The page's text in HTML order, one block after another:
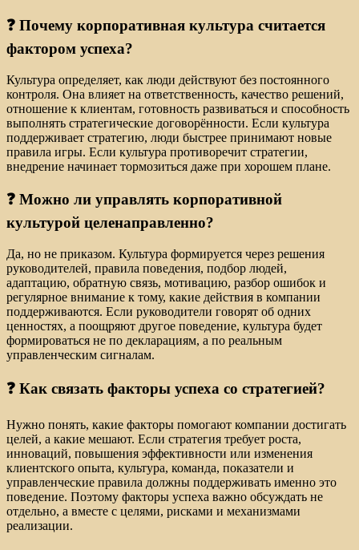
❓ Почему корпоративная культура считается
фактором успеха?
Культура определяет, как люди действуют без постоянного
контроля. Она влияет на ответственность, качество решений,
отношение к клиентам, готовность развиваться и способность
выполнять стратегические договорённости. Если культура
поддерживает стратегию, люди быстрее принимают новые
правила игры. Если культура противоречит стратегии,
внедрение начинает тормозиться даже при хорошем плане.
❓ Можно ли управлять корпоративной
культурой целенаправленно?
Да, но не приказом. Культура формируется через решения
руководителей, правила поведения, подбор людей,
адаптацию, обратную связь, мотивацию, разбор ошибок и
регулярное внимание к тому, какие действия в компании
поддерживаются. Если руководители говорят об одних
ценностях, а поощряют другое поведение, культура будет
формироваться не по декларациям, а по реальным
управленческим сигналам.
❓ Как связать факторы успеха со стратегией?
Нужно понять, какие факторы помогают компании достигать
целей, а какие мешают. Если стратегия требует роста,
инноваций, повышения эффективности или изменения
клиентского опыта, культура, команда, показатели и
управленческие правила должны поддерживать именно это
поведение. Поэтому факторы успеха важно обсуждать не
отдельно, а вместе с целями, рисками и механизмами
реализации.